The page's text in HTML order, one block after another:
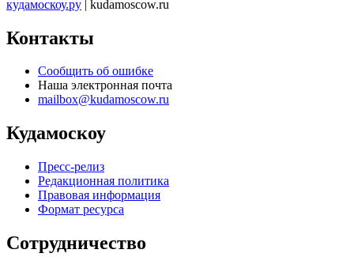
кудамоскоу.ру | kudamoscow.ru
Контакты
Сообщить об ошибке
Наша электронная почта
mailbox@kudamoscow.ru
Кудамоскоу
Пресс-релиз
Редакционная политика
Правовая информация
Формат ресурса
Сотрудничество